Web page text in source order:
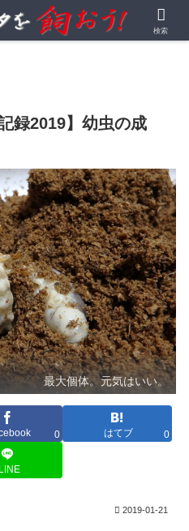
る昆虫飼育・観察記録
録2019】幼虫の成
最大個体。元気はいい。
0 はてブ 0
LINE
2019-01-21
検索